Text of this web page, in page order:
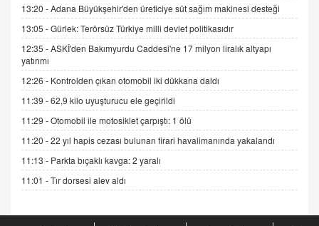
DR. EKREM ASLAN
Gerçek Ne, Algı Ne? "Beraber Yürüyoruz"
Cümlesinin Peşinden
GÖNÜL MENEKŞE
Şifacının Yolu
04.11.2025 12:56
AV. RÜMEYSA ÖZKALE
Kira Uyuşmazlıklarında Dava Açmadan Önce
Arabulucuya Başvuru Şartı
13:20 -Adana Büyükşehir'den üreticiye süt sağım makinesi desteği
13:05 -Gürlek: Terörsüz Türkiye milli devlet politikasıdır
12:35 -ASKİ'den Bakımyurdu Caddesi'ne 17 milyon liralık altyapı
yatırımı
12:26 - Kontrolden çıkan otomobil iki dükkana daldı
11:39 -62,9 kilo uyuşturucu ele geçirildi
11:29 -Otomobil ile motosiklet çarpıştı: 1 ölü
11:20 -22 yıl hapis cezası bulunan firari havalimanında yakalandı
11:13 - Parkta bıçaklı kavga: 2 yaralı
11:01 -Tır dorsesi alev aldı